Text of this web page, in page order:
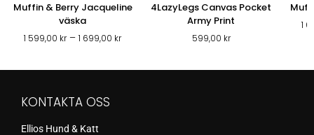
Muffin & Berry Jacqueline
väska
1 599,00 kr – 1 699,00 krPrisintervall:
599,00 kr
4LazyLegs Canvas Pocket
Army Print
599,00 kr
1
KONTAKTA OSS
Ellios Hund & Katt